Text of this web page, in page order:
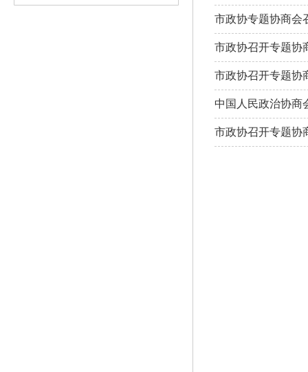
市政协专题协商会
市政协召开专题协
市政协召开专题协
中国人民政治协商
市政协召开专题协